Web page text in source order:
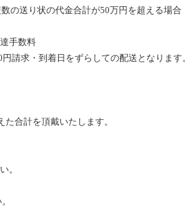
の送り状の代金合計が50万円を超える場合
手数料
請求・到着日をずらしての配送となります
合計を頂戴いたします。
。